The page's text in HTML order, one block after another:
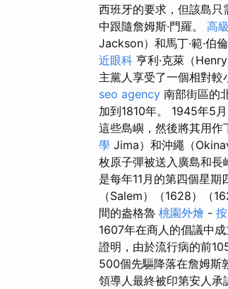
西班牙的要求，但該島
中跟隨詹姆斯·門羅。 高
Jackson）和馬丁·範·伯
近眼科 亨利·克萊（
主黨人享受了一個相對較
seo agency 南部街區的
加到1810年。 1945年5
這些島嶼，然後將其用作
學 Jima）和沖繩（
枚原子彈被送入廣島和
是每年11月的第四個星
（Salem）（1628）（
間的盎格魯 桃園外燴 -
1607年在商人的倡議中
證明，由於流行病的前
500個先驅降落在詹姆斯
領導人最終被印第安人